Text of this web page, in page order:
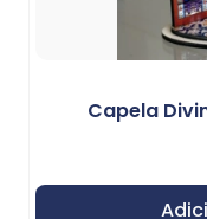
Capela